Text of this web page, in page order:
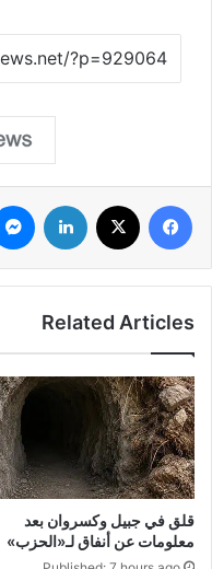
فيسبوك لينكدإن
Related Articles
قلق في جبيل وكسروان بعد
معلومات عن أنفاق لـ«الحزب»